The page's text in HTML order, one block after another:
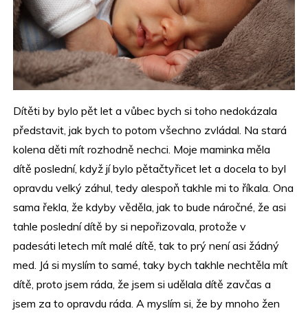
Dítěti by bylo pět let a vůbec bych si toho nedokázala
představit, jak bych to potom všechno zvládal. Na stará
kolena děti mít rozhodně nechci. Moje maminka měla
dítě poslední, když jí bylo pětačtyřicet let a docela to byl
opravdu velký záhul, tedy alespoň takhle mi to říkala. Ona
sama řekla, že kdyby věděla, jak to bude náročné, že asi
tahle poslední dítě by si nepořizovala, protože v
padesáti letech mít malé dítě, tak to prý není asi žádný
med. Já si myslím to samé, taky bych takhle nechtěla mít
dítě, proto jsem ráda, že jsem si udělala dítě zavčas a
jsem za to opravdu ráda. A myslím si, že by mnoho žen